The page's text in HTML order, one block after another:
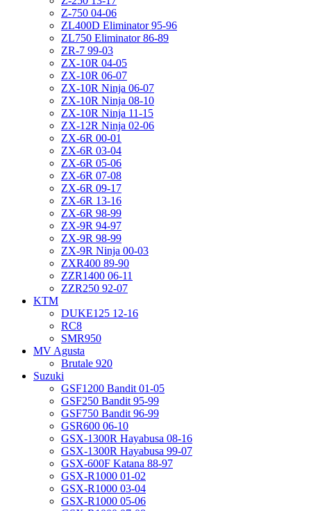
Z-750 04-06
ZL400D Eliminator 95-96
ZL750 Eliminator 86-89
ZR-7 99-03
ZX-10R 04-05
ZX-10R 06-07
ZX-10R Ninja 06-07
ZX-10R Ninja 08-10
ZX-10R Ninja 11-15
ZX-12R Ninja 02-06
ZX-6R 00-01
ZX-6R 03-04
ZX-6R 05-06
ZX-6R 07-08
ZX-6R 09-17
ZX-6R 13-16
ZX-6R 98-99
ZX-9R 94-97
ZX-9R 98-99
ZX-9R Ninja 00-03
ZXR400 89-90
ZZR1400 06-11
ZZR250 92-07
KTM
DUKE125 12-16
RC8
SMR950
MV Agusta
Brutale 920
Suzuki
GSF1200 Bandit 01-05
GSF250 Bandit 95-99
GSF750 Bandit 96-99
GSR600 06-10
GSX-1300R Hayabusa 08-16
GSX-1300R Hayabusa 99-07
GSX-600F Katana 88-97
GSX-R1000 01-02
GSX-R1000 03-04
GSX-R1000 05-06